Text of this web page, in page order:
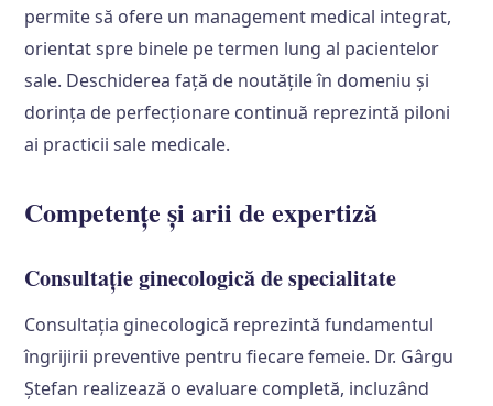
permite să ofere un management medical integrat,
orientat spre binele pe termen lung al pacientelor
sale. Deschiderea față de noutățile în domeniu și
dorința de perfecționare continuă reprezintă piloni
ai practicii sale medicale.
Competențe și arii de expertiză
Consultație ginecologică de specialitate
Consultația ginecologică reprezintă fundamentul
îngrijirii preventive pentru fiecare femeie. Dr. Gârgu
Ștefan realizează o evaluare completă, incluzând